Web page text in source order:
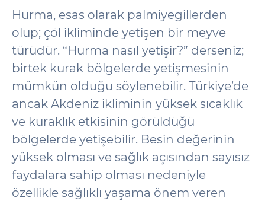
Hurma, esas olarak palmiyegillerden
olup; çöl ikliminde yetişen bir meyve
türüdür. “Hurma nasıl yetişir?” derseniz;
birtek kurak bölgelerde yetişmesinin
mümkün olduğu söylenebilir. Türkiye’de
ancak Akdeniz ikliminin yüksek sıcaklık
ve kuraklık etkisinin görüldüğü
bölgelerde yetişebilir. Besin değerinin
yüksek olması ve sağlık açısından sayısız
faydalara sahip olması nedeniyle
özellikle sağlıklı yaşama önem veren